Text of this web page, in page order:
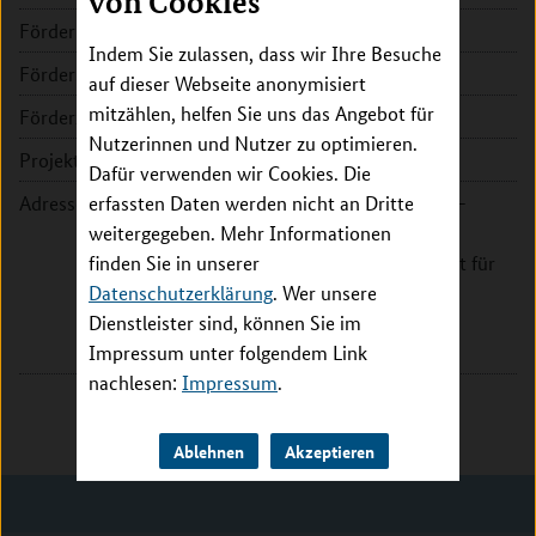
Indem Sie zulassen, dass wir Ihre Besuche
auf dieser Webseite anonymisiert
mitzählen, helfen Sie uns das Angebot für
Nutzerinnen und Nutzer zu optimieren.
Dafür verwenden wir Cookies. Die
erfassten Daten werden nicht an Dritte
weitergegeben. Mehr Informationen
finden Sie in unserer
Datenschutzerklärung. Wer unsere
Dienstleister sind, können Sie im
Impressum unter folgendem Link
nachlesen: Impressum.
Ablehnen Akzeptieren
Förderkennzeichen:
Fördersumme:
235.770 EUR
Förderzeitraum:
2018 - 2019
Projektleitung:
Prof. Dr. Roderich Süssmuth
Adresse:
Technische Universität Berlin -
Fakultät II - Mathematik und
Naturwissenschaften - Institut für
Chemie - Sekretariat TC 2
Straße des 17. Juni 124
10623 Berlin